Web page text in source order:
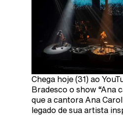
Chega hoje (31) ao
Bradesco o show “Ana
que a cantora Ana
legado de sua artista